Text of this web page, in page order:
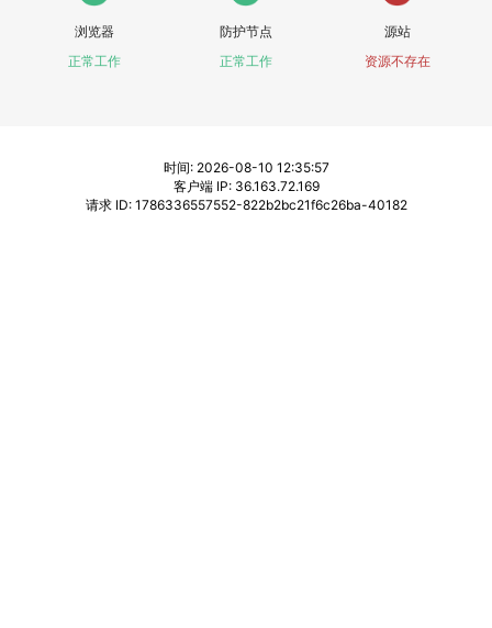
浏览器
正常工作
防护节点
正常工作
源站
资源不存在
时间: 2026-08-10 12:35:57
客户端 IP: 36.163.72.169
请求 ID: 1786336557552-822b2bc21f6c26ba-40182